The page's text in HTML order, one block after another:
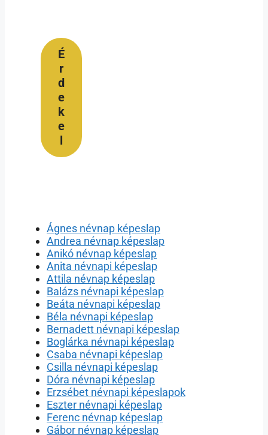
É
r
d
e
k
e
l
Ágnes névnap képeslap
Andrea névnap képeslap
Anikó névnap képeslap
Anita névnapi képeslap
Attila névnap képeslap
Balázs névnapi képeslap
Beáta névnapi képeslap
Béla névnapi képeslap
Bernadett névnapi képeslap
Boglárka névnapi képeslap
Csaba névnapi képeslap
Csilla névnapi képeslap
Dóra névnapi képeslap
Erzsébet névnapi képeslapok
Eszter névnapi képeslap
Ferenc névnap képeslap
Gábor névnap képeslap